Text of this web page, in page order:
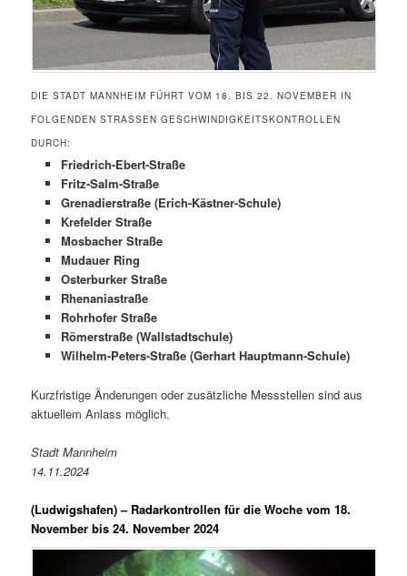
DIE STADT MANNHEIM FÜHRT VOM 18. BIS 22. NOVEMBER IN
FOLGENDEN STRASSEN GESCHWINDIGKEITSKONTROLLEN D
URCH:
Friedrich-Ebert-Straße
Fritz-Salm-Straße
Grenadierstraße (Erich-Kästner-Schule)
Krefelder Straße
Mosbacher Straße
Mudauer Ring
Osterburker Straße
Rhenaniastraße
Rohrhofer Straße
Römerstraße (Wallstadtschule)
Wilhelm-Peters-Straße (Gerhart Hauptmann-Schule)
Kurzfristige Änderungen oder zusätzliche Messstellen sind aus
aktuellem Anlass möglich.
Stadt Mannheim
14.11.2024
(Ludwigshafen) – Radarkontrollen für die Woche vom 18.
November bis 24. November 2024